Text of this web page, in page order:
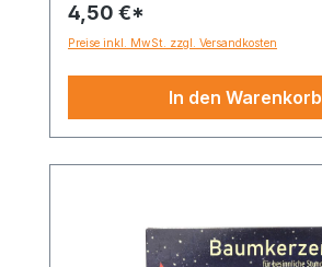
4,50 €*
Preise inkl. MwSt. zzgl. Versandkosten
In den Warenkorb